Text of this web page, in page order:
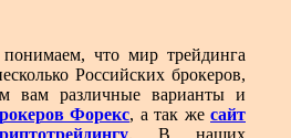
что мир трейдинга
Российских брокеров,
вам различные варианты и
Форекс, а так же сайт
. В наших